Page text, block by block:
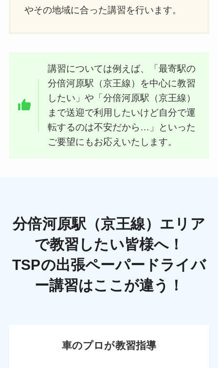
やその地域に合った講習を行います。
講習については例えば、「最寄駅の
分倍河原駅（京王線）を中心に教習
したい」や「分倍河原駅（京王線）
まで送迎で利用したいけど自分で運
転するのは不安だから…」といった
ご要望にもお応えいたします。
分倍河原駅（京王線）エリア
で教習したい皆様へ！
TSPの出張ペーパードライバ
ー講習はここが違う！
車のプロが教習指導